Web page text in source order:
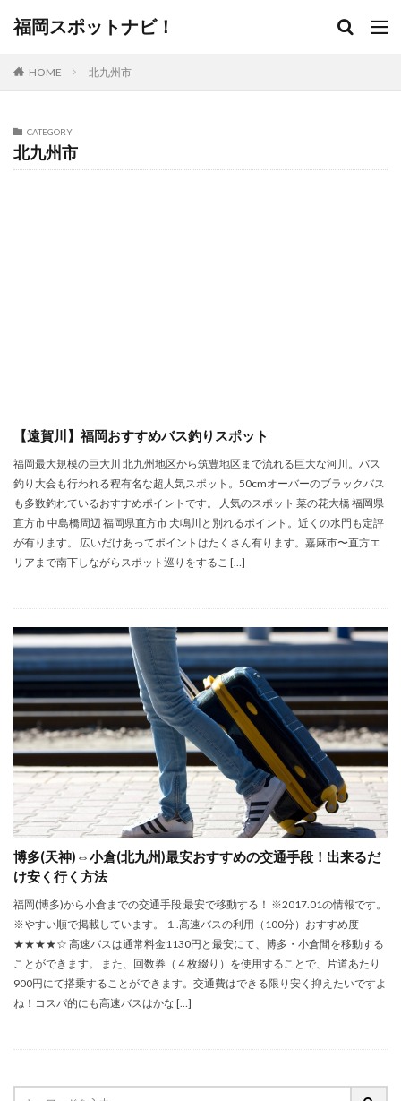
福岡スポットナビ！
HOME 北九州市
CATEGORY
北九州市
【遠賀川】福岡おすすめバス釣りスポット
福岡最大規模の巨大川 北九州地区から筑豊地区まで流れる巨大な河川。バス
釣り大会も行われる程有名な超人気スポット。50cmオーバーのブラックバス
も多数釣れているおすすめポイントです。 人気のスポット 菜の花大橋 福岡県
直方市 中島橋周辺 福岡県直方市 犬鳴川と別れるポイント。近くの水門も定評
が有ります。 広いだけあってポイントはたくさん有ります。嘉麻市〜直方エ
リアまで南下しながらスポット巡りをするこ […]
博多(天神)⇔小倉(北九州)最安おすすめの交通手段！出来るだ
け安く行く方法
福岡(博多)から小倉までの交通手段 最安で移動する！ ※2017.01の情報です。
※やすい順で掲載しています。 １.高速バスの利用（100分）おすすめ度
★★★★☆ 高速バスは通常料金1130円と最安にて、博多・小倉間を移動する
ことができます。 また、回数券（４枚綴り）を使用することで、片道あたり
900円にて搭乗することができます。交通費はできる限り安く抑えたいですよ
ね！コスパ的にも高速バスはかな […]